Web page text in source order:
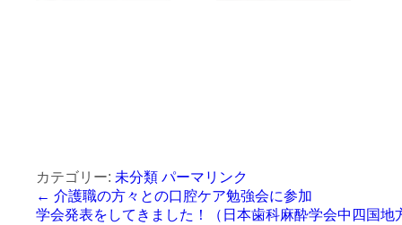
カテゴリー: 未分類 パーマリンク
← 介護職の方々との口腔ケア勉強会に参加
学会発表をしてきました！（日本歯科麻酔学会中四国地